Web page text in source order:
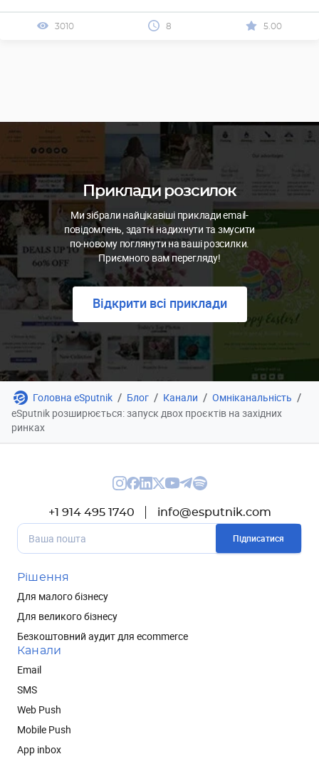
3010 8 5.00
Приклади розсилок
Ми зібрали найцікавіші приклади email-
повідомлень, здатні надихнути та змусити
по-новому поглянути на ваші розсилки.
Приємного вам перегляду!
Відкрити всі приклади
Головна eSputnik / Блог / Канали / Омніканальність /
eSputnik розширюється: запуск двох проєктів на західних
ринках
+1 914 495 1740 info@esputnik.com
Підписатися
Рішення
Для малого бізнесу
Для великого бізнесу
Безкоштовний аудит для ecommerce
Канали
Email
SMS
Web Push
Mobile Push
App inbox